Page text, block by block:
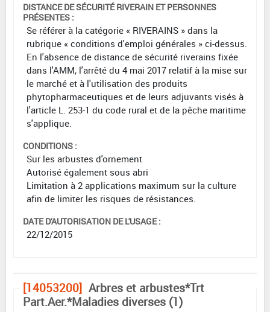
DISTANCE DE SÉCURITÉ RIVERAIN ET PERSONNES
PRÉSENTES :
Se référer à la catégorie « RIVERAINS » dans la
rubrique « conditions d'emploi générales » ci-dessus.
En l'absence de distance de sécurité riverains fixée
dans l'AMM, l'arrêté du 4 mai 2017 relatif à la mise sur
le marché et à l'utilisation des produits
phytopharmaceutiques et de leurs adjuvants visés à
l'article L. 253-1 du code rural et de la pêche maritime
s'applique.
CONDITIONS :
Sur les arbustes d'ornement
Autorisé également sous abri
Limitation à 2 applications maximum sur la culture
afin de limiter les risques de résistances.
DATE D'AUTORISATION DE L'USAGE :
22/12/2015
[14053200] Arbres et arbustes*Trt
Part.Aer.*Maladies diverses (1)